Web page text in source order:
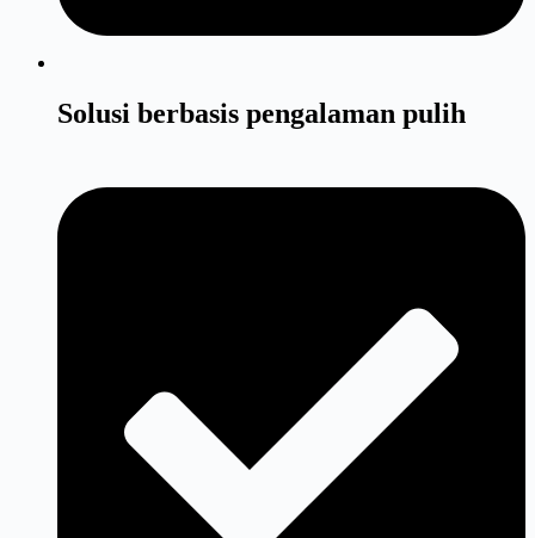
Solusi berbasis pengalaman pulih